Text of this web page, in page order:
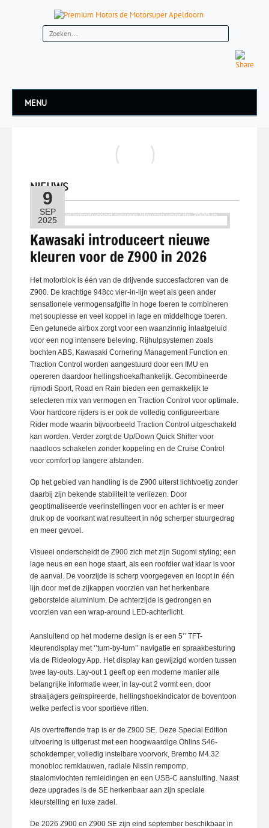
MENU
NIEUWS
9
SEP
2025
Kawasaki introduceert nieuwe
kleuren voor de Z900 in 2026
Het motorblok is één van de drijvende succesfactoren van de
Z900. De krachtige 948cc vier-in-lijn weet als geen ander
sensationele vermogensafgifte in hoge toeren te combineren
met souplesse en veel koppel in lage en middelhoge toeren.
Een getunede airbox zorgt voor een waanzinnig inlaatgeluid
voor een nog intensere beleving. Rijhulpsystemen zoals
bochten ABS, Kawasaki Cornering Management Function en
Traction Control worden aangestuurd door een IMU en
opereren daardoor hellingshoekafhankelijk. Gecombineerde
rijmodi Sport, Road en Rain bieden een gemakkelijk te
selecteren mix van vermogen en Traction Control voor optimale.
Voor hardcore rijders is er ook de volledig configureerbare
Rider mode waarin bijvoorbeeld Traction Control uitgeschakeld
kan worden. Verder zorgt de Up/Down Quick Shifter voor
naadloos schakelen zonder koppeling en de Cruise Control
voor comfort op langere afstanden.
Op het gebied van handling is de Z900 uiterst lichtvoetig zonder
daarbij zijn bekende stabiliteit te verliezen. Door
geoptimaliseerde veerinstellingen voor en achter is er meer
druk op de voorkant wat resulteert in nóg scherper stuurgedrag
en meer gevoel.
Visueel onderscheidt de Z900 zich met zijn Sugomi styling; een
lage neus en een hoge staart, als een roofdier wat klaar is voor
de aanval. De voorzijde is scherp voorgegeven en loopt in één
lijn door met de zijkappen voorzien van het herkenbare
geborstelde aluminium. De achterzijde is gedrongen en
voorzien van een wrap-around LED-achterlicht.
Aansluitend op het moderne design is er een 5’’ TFT-
kleurendisplay met ‘’turn-by-turn’’ navigatie en spraakbesturing
via de Rideology App. Het display kan gewijzigd worden tussen
twee lay-outs. Lay-out 1 geeft op een moderne manier alle
belangrijke informatie weer, in lay-out 2 vormt een, door
straaljagers geïnspireerde, hellingshoekindicator de boventoon
welke perfect is voor sportieve ritten.
Als overtreffende trap is er de Z900 SE. Deze Special Edition
uitvoering is uitgerust met een hoogwaardige Öhlins S46-
schokdemper, volledig instelbare voorvork, Brembo M4.32
monobloc remklauwen, radiale Nissin rempomp,
staalomvlochten remleidingen en een USB-C aansluiting. Naast
deze upgrades is de SE herkenbaar aan zijn speciale
kleurstelling en luxe zadel.
De 2026 Z900 en Z900 SE zijn eind september beschikbaar in